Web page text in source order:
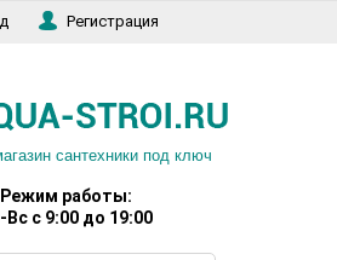
Регистрация
сантехники под ключ
Режим работы:
Вс с 9:00 до 19:00